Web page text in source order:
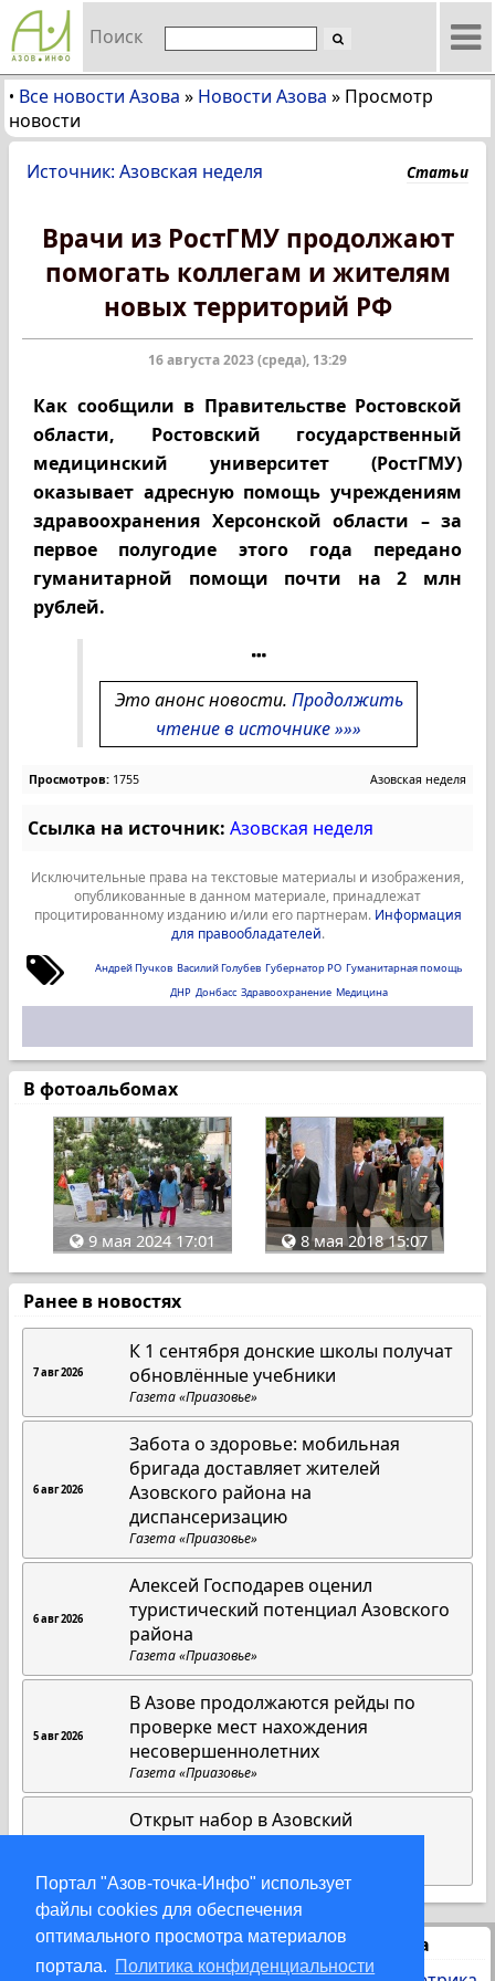
Портал "Азов-точка-Инфо" использует
файлы cookies для обеспечения
оптимального просмотра материалов
портала. Политика конфиденциальности
Поиск
• Все новости Азова » Новости Азова » Просмотр
новости
Источник: Азовская неделя Статьи
Врачи из РостГМУ продолжают
помогать коллегам и жителям
новых территорий РФ
16 августа 2023 (среда), 13:29
Как сообщили в Правительстве Ростовской
области, Ростовский государственный
медицинский университет (РостГМУ)
оказывает адресную помощь учреждениям
здравоохранения Херсонской области – за
первое полугодие этого года передано
гуманитарной помощи почти на 2 млн
рублей.
Это анонс новости. Продолжить
чтение в источнике »»»
Просмотров: 1755 Азовская неделя
Ссылка на источник: Азовская неделя
Исключительные права на текстовые материалы и изображения,
опубликованные в данном материале, принадлежат
процитированному изданию и/или его партнерам. Информация
для правообладателей.
Андрей Пучков Василий Голубев Губернатор РО Гуманитарная помощь
ДНР Донбасс Здравоохранение Медицина
В фотоальбомах
9 мая 2024 17:01 8 мая 2018 15:07
Ранее в новостях
7 авг 2026
К 1 сентября донские школы получат
обновлённые учебники
Газета «Приазовье»
6 авг 2026
Забота о здоровье: мобильная
бригада доставляет жителей
Азовского района на
диспансеризацию
Газета «Приазовье»
6 авг 2026
Алексей Господарев оценил
туристический потенциал Азовского
района
Газета «Приазовье»
5 авг 2026
В Азове продолжаются рейды по
проверке мест нахождения
несовершеннолетних
Газета «Приазовье»
Открыт набор в Азовский
Статистика